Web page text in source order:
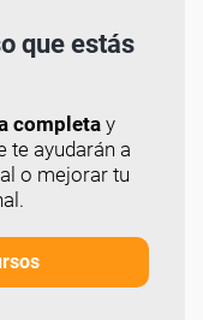
que estás
completay
te ayudarán a
o mejorar tu